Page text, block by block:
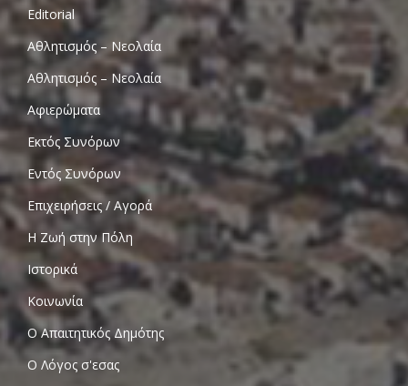
Editorial
Αθλητισμός – Νεολαία
Αθλητισμός – Νεολαία
Αφιερώματα
Εκτός Συνόρων
Εντός Συνόρων
Επιχειρήσεις / Αγορά
Η Ζωή στην Πόλη
Ιστορικά
Κοινωνία
Ο Απαιτητικός Δημότης
Ο Λόγος σ'εσας